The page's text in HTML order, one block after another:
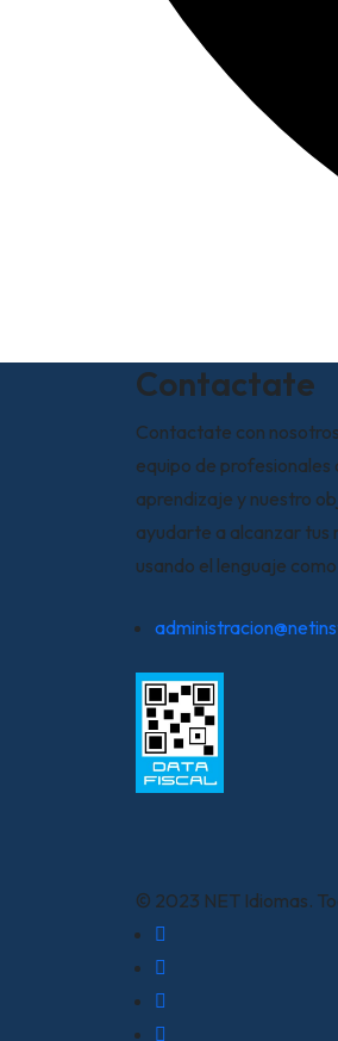
Contactate
Contactate con
equipo de profesionales
aprendizaje y nuestro
ayudarte a alcanzar tus
usando el lenguaje
© 2023 NET Idiomas.